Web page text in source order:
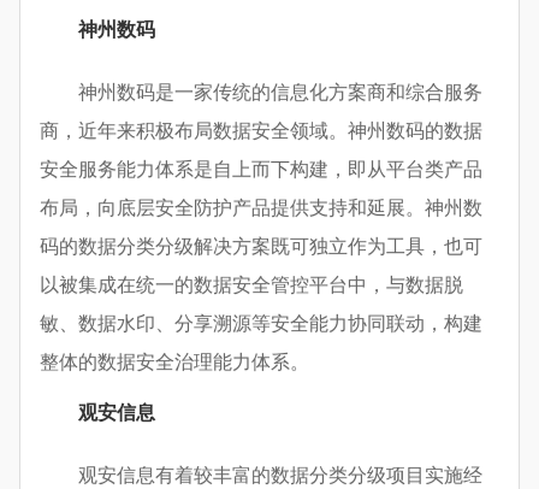
神州数码
神州数码是一家传统的信息化方案商和综合服务
商，近年来积极布局数据安全领域。神州数码的数据
安全服务能力体系是自上而下构建，即从平台类产品
布局，向底层安全防护产品提供支持和延展。神州数
码的数据分类分级解决方案既可独立作为工具，也可
以被集成在统一的数据安全管控平台中，与数据脱
敏、数据水印、分享溯源等安全能力协同联动，构建
整体的数据安全治理能力体系。
观安信息
观安信息有着较丰富的数据分类分级项目实施经